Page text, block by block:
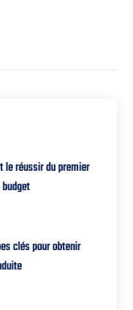
le réussir du premier
clés pour obtenir